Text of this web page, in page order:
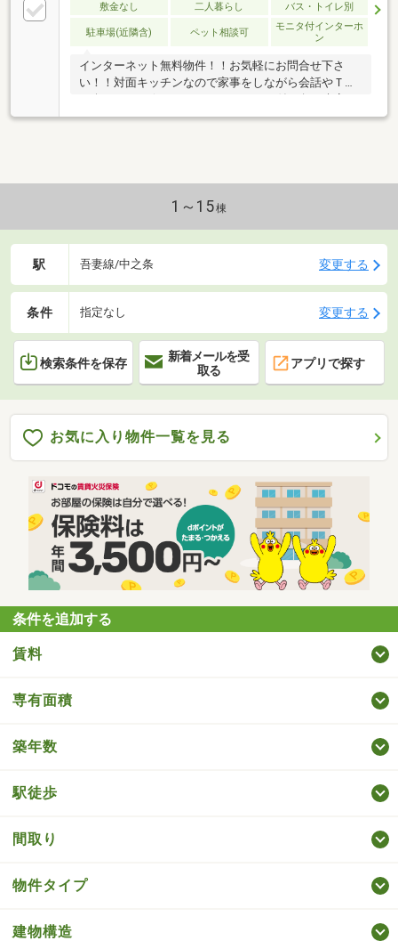
敷金なし 二人暮らし バス・トイレ別
駐車場(近隣含) ペット相談可
モニタ付インターホ
ン
インターネット無料物件！！お気軽にお問合せ下さ
い！！対面キッチンなので家事をしながら会話やＴＶ
室内から確認出来て安心です
1～15棟
駅 吾妻線/中之条 変更する
条件 指定なし 変更する
検索条件を保存
新着メールを受
取る
アプリで探す
お気に入り物件一覧を見る
条件を追加する
賃料
専有面積
築年数
駅徒歩
間取り
物件タイプ
建物構造